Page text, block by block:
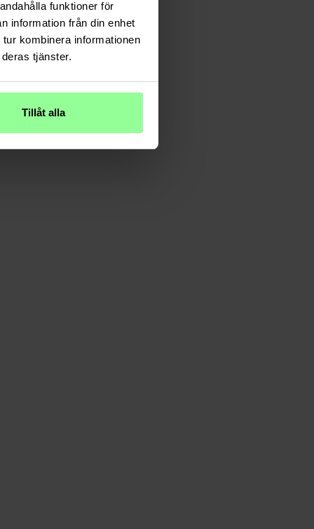
funktioner för
information från din enhet
kombinera informationen
tjänster.
Tillåt alla